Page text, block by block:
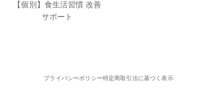
【個別】食生活習慣 改善
サポート
プライバシーポリシー特定商取引法に基づく表示